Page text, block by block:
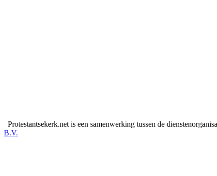
Protestantsekerk.net is een samenwerking tussen de
B.V.